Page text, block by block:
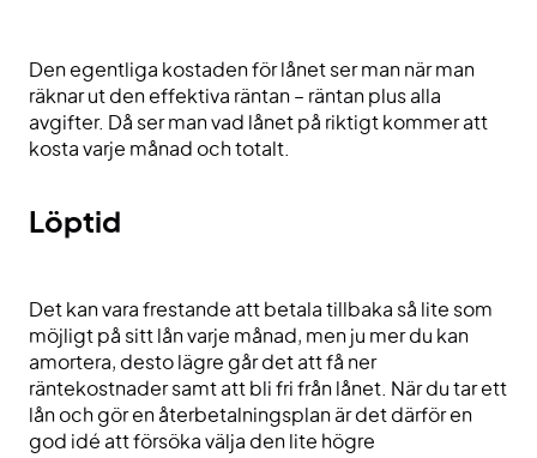
Den egentliga kostaden för lånet ser man när man
räknar ut den effektiva räntan – räntan plus alla
avgifter. Då ser man vad lånet på riktigt kommer att
kosta varje månad och totalt.
Löptid
Det kan vara frestande att betala tillbaka så lite som
möjligt på sitt lån varje månad, men ju mer du kan
amortera, desto lägre går det att få ner
räntekostnader samt att bli fri från lånet. När du tar ett
lån och gör en återbetalningsplan är det därför en
god idé att försöka välja den lite högre